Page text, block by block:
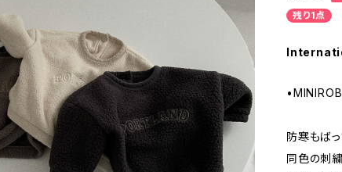
残り1点
防寒もばっ
同色の刺